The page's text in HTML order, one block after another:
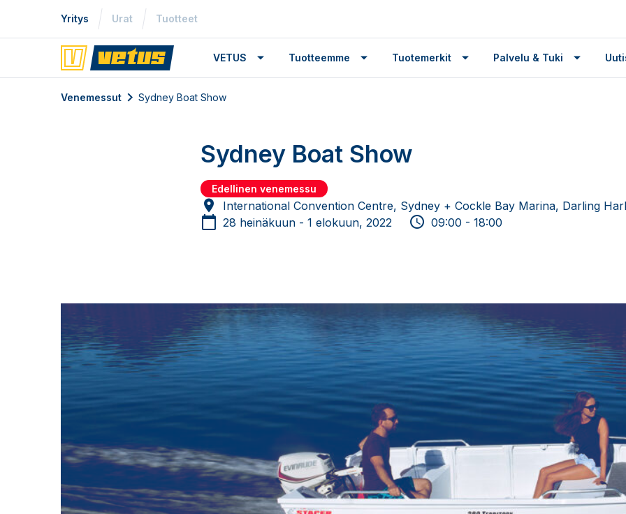
Yritys Urat Tuotteet
VETUS Tuotteemme Tuotemerkit Palvelu & Tuki
Venemessut Sydney Boat Show
Sydney Boat Show
Edellinen venemessu
International Convention Centre, Sydney + Cockle Bay Marina, Darling
28 heinäkuun - 1 elokuun, 2022
09:00 - 18:00